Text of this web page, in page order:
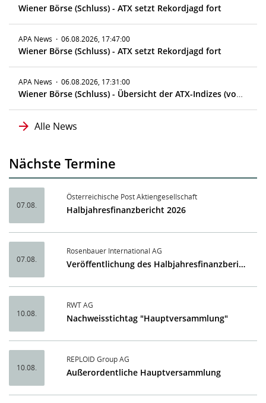
Wiener Börse (Schluss) - ATX setzt Rekordjagd fort
APA News · 06.08.2026, 17:47:00
Wiener Börse (Schluss) - ATX setzt Rekordjagd fort
APA News · 06.08.2026, 17:31:00
Wiener Börse (Schluss) - Übersicht der ATX-Indizes (vorläufig)
Alle News
Nächste Termine
07.08.
Österreichische Post Aktiengesellschaft
Halbjahresfinanzbericht 2026
07.08.
Rosenbauer International AG
Veröffentlichung des Halbjahresfinanzberichtes 2026
10.08.
RWT AG
Nachweisstichtag "Hauptversammlung"
10.08.
REPLOID Group AG
Außerordentliche Hauptversammlung